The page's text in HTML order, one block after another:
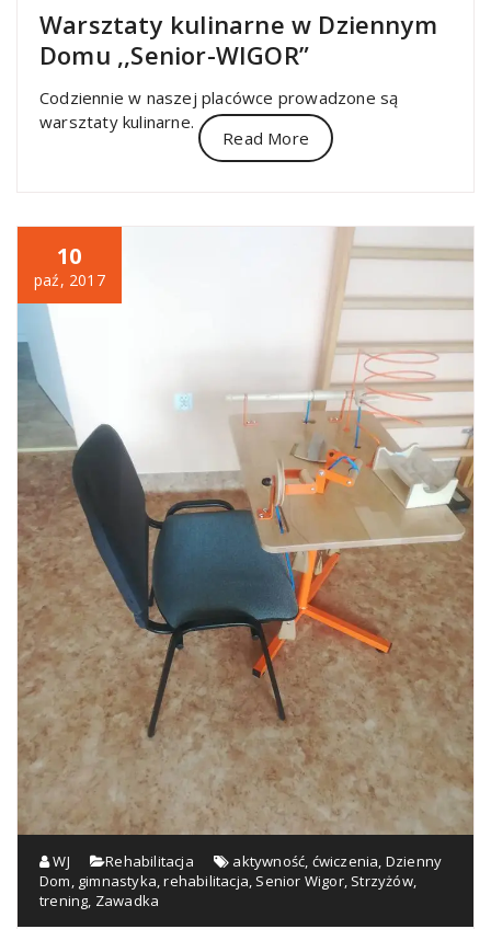
Warsztaty kulinarne w Dziennym
Domu ,,Senior-WIGOR”
Codziennie w naszej placówce prowadzone są
warsztaty kulinarne.
Read More
10
paź, 2017
WJ Rehabilitacja aktywność, ćwiczenia, Dzienny
Dom, gimnastyka,rehabilitacja, Senior Wigor, Strzyżów,
trening, Zawadka